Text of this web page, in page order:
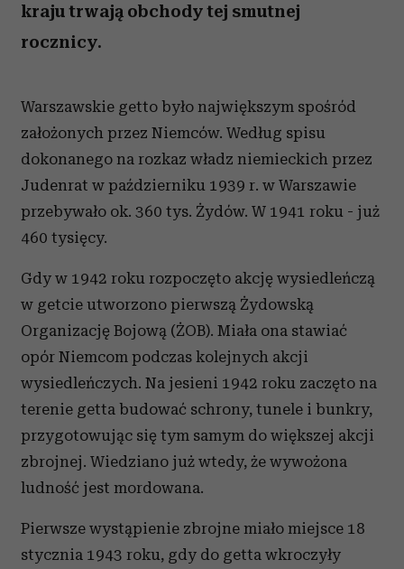
kraju trwają obchody tej smutnej
rocznicy.
Warszawskie getto było największym spośród
założonych przez Niemców. Według spisu
dokonanego na rozkaz władz niemieckich przez
Judenrat w październiku 1939 r. w Warszawie
przebywało ok. 360 tys. Żydów. W 1941 roku - już
460 tysięcy.
Gdy w 1942 roku rozpoczęto akcję wysiedleńczą
w getcie utworzono pierwszą Żydowską
Organizację Bojową (ŻOB). Miała ona stawiać
opór Niemcom podczas kolejnych akcji
wysiedleńczych. Na jesieni 1942 roku zaczęto na
terenie getta budować schrony, tunele i bunkry,
przygotowując się tym samym do większej akcji
zbrojnej. Wiedziano już wtedy, że wywożona
ludność jest mordowana.
Pierwsze wystąpienie zbrojne miało miejsce 18
stycznia 1943 roku, gdy do getta wkroczyły